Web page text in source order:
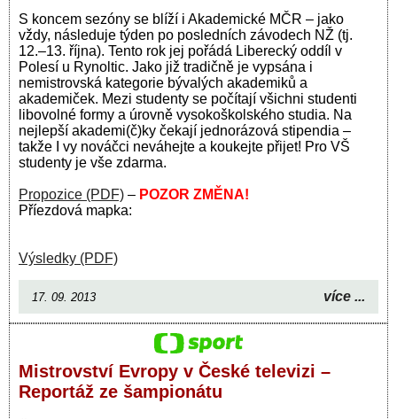
S koncem sezóny se blíží i Akademické MČR – jako
vždy, následuje týden po posledních závodech NŽ (tj.
12.–13. října). Tento rok jej pořádá Liberecký oddíl v
Polesí u Rynoltic. Jako již tradičně je vypsána i
nemistrovská kategorie bývalých akademiků a
akademiček. Mezi studenty se počítají všichni studenti
libovolné formy a úrovně vysokoškolského studia. Na
nejlepší akademi(č)ky čekají jednorázová stipendia –
takže I vy nováčci neváhejte a koukejte přijet! Pro VŠ
studenty je vše zdarma.
Propozice (PDF) – POZOR ZMĚNA!
Příezdová mapka:
Výsledky (PDF)
17. 09. 2013 více ...
Mistrovství Evropy v České televizi –
Reportáž ze šampionátu